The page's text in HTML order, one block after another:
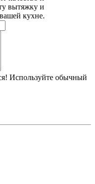
вытяжку и
кухне.
Используйте обычный